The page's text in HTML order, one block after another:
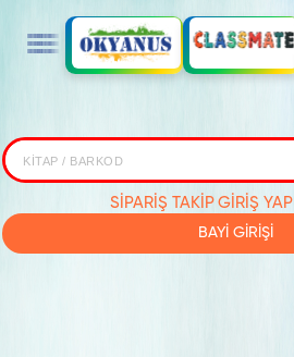
SİPARİŞ TAKİP GİRİŞ YAP
BAYİ GİRİŞİ